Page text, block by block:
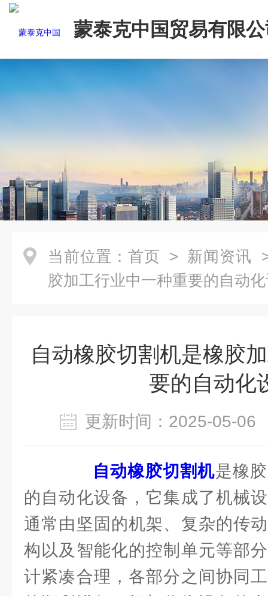
蒙泰克中国贸易有限
当前位置： 首页 > 新闻资讯
胶加工行业中一种重要的自动
自动橡胶切割机是橡胶
要的自动化
更新时间：2025-05-
自动橡胶切割机是橡
的自动化设备，它集成了机械
通常由坚固的机架、复杂的传
构以及智能化的控制单元等部
计紧凑合理，各部分之间协同